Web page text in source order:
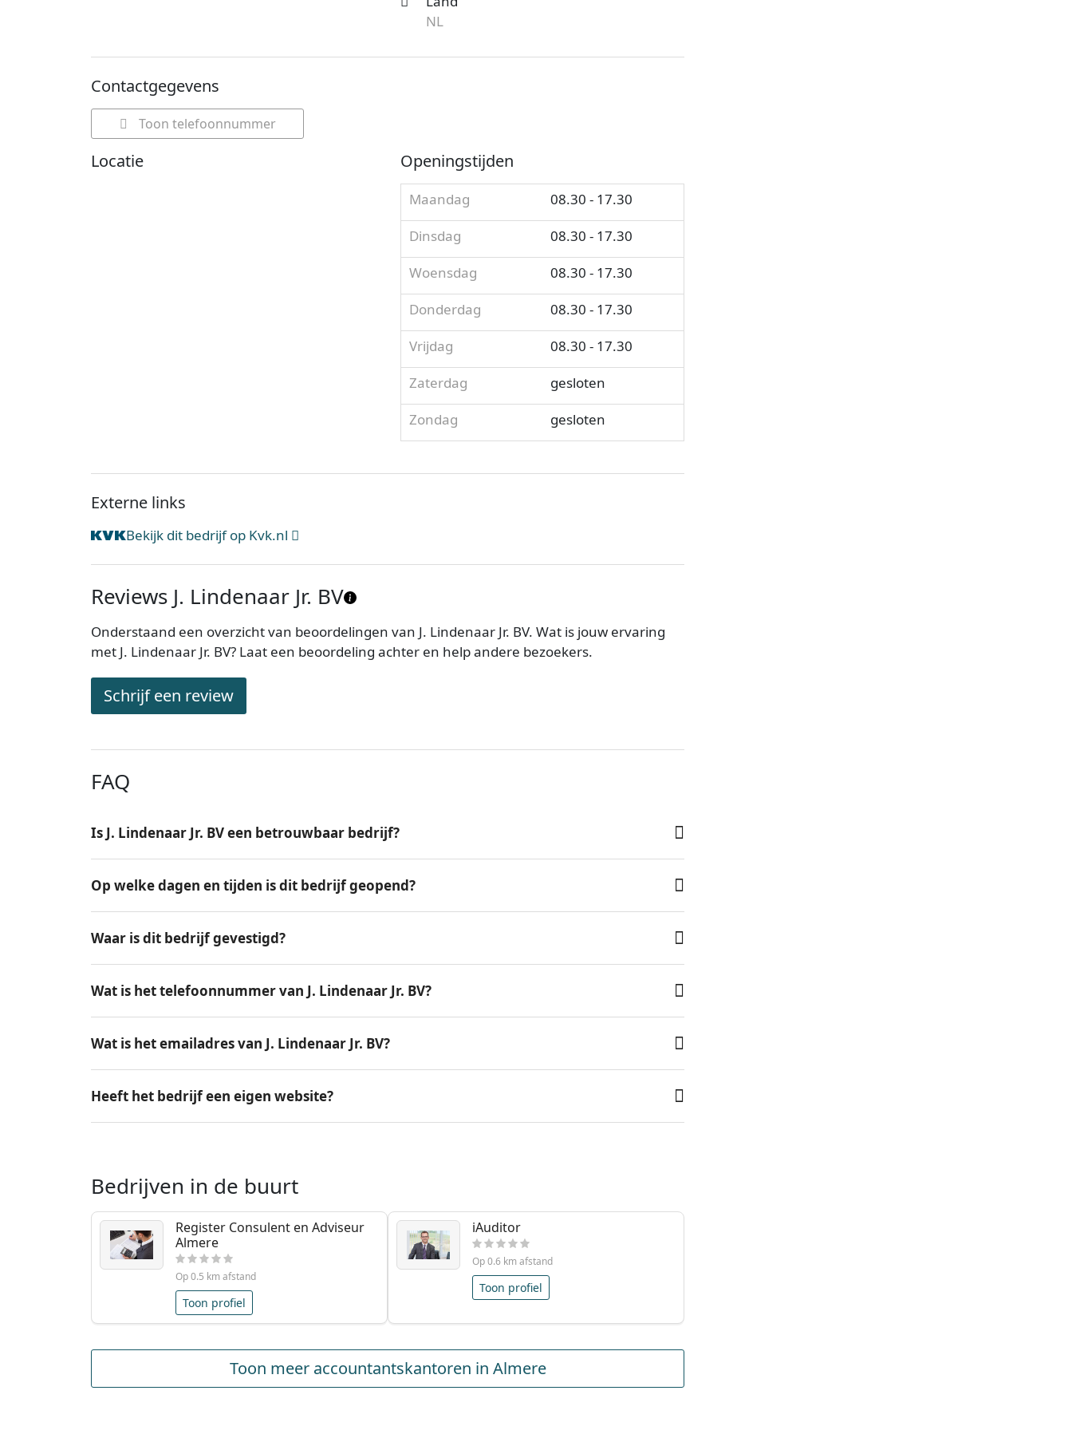
NL
Contactgegevens
Toon telefoonnummer
Locatie Openingstijden
Maandag
08.30 - 17.30
Dinsdag
08.30 - 17.30
Woensdag
08.30 - 17.30
Donderdag
08.30 - 17.30
Vrijdag
08.30 - 17.30
Zaterdag
gesloten
Zondag
gesloten
Externe links
Bekijk dit bedrijf op Kvk.nl
Reviews J. Lindenaar Jr. BV
Onderstaand een overzicht van beoordelingen van J. Lindenaar Jr. BV. Wat is jouw ervaring
met J. Lindenaar Jr. BV? Laat een beoordeling achter en help andere bezoekers.
Schrijf een review
FAQ
Is J. Lindenaar Jr. BV een betrouwbaar bedrijf?
Op welke dagen en tijden is dit bedrijf geopend?
Waar is dit bedrijf gevestigd?
Wat is het telefoonnummer van J. Lindenaar Jr. BV?
Wat is het emailadres van J. Lindenaar Jr. BV?
Heeft het bedrijf een eigen website?
Bedrijven in de buurt
Register Consulent en Adviseur
Almere
Op 0.5 km afstand
Toon profiel
iAuditor
Op 0.6 km afstand
Toon profiel
Toon meer accountantskantoren in Almere